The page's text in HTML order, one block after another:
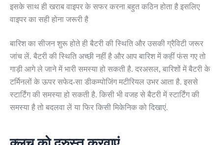
इसके साथ ही खराब वाइपर के सफर करना बहुत कठिन होता है इसलिए
वाइपर का सही होना जरूरी है
बारिश का सीजन शुरू होते ही बैटरी की स्थिति और उसकी ग्रैविटी जरूर
जांच लें. बैटरी की स्थिति अच्छी नहीं है और आप बारिश में कहीं फंस गए तो
गाड़ी आगे ले जाने में भारी समस्या हो सकती है. दरअसल, बारिशों में बैटरी के
टर्मिनलों के ऊपर सफेद-सा डीकम्पोजिंग मटीरियल उभर आता है. इससे
स्टार्टिंग की समस्या हो सकती है. किसी भी वजह से बैटरी में स्टार्टिंग की
समस्या है तो बदलवा लें या फिर किसी मिकेनिक को दिखाएं.